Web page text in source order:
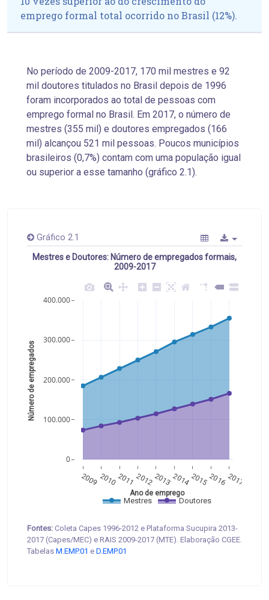
emprego formal total ocorrido no Brasil (12%).
No período de 2009-2017, 170 mil mestres e 92
mil doutores titulados no Brasil depois de 1996
foram incorporados ao total de pessoas com
emprego formal no Brasil. Em 2017, o número de
mestres (355 mil) e doutores empregados (166
mil) alcançou 521 mil pessoas. Poucos municípios
brasileiros (0,7%) contam com uma população igual
ou superior a esse tamanho (gráfico 2.1).
Gráfico 2.1
Mestres e Doutores: Número de empregados formais,
2009-2017
200920102011201220132014201520162017
0
100.000
200.000
300.000
400.000
Mestres Doutores
Ano de emprego
Número de empregados
Fontes: Coleta Capes 1996-2012 e Plataforma Sucupira 2013-
2017 (Capes/MEC) e RAIS 2009-2017 (MTE). Elaboração CGEE.
Tabelas M.EMP.01 e D.EMP.01